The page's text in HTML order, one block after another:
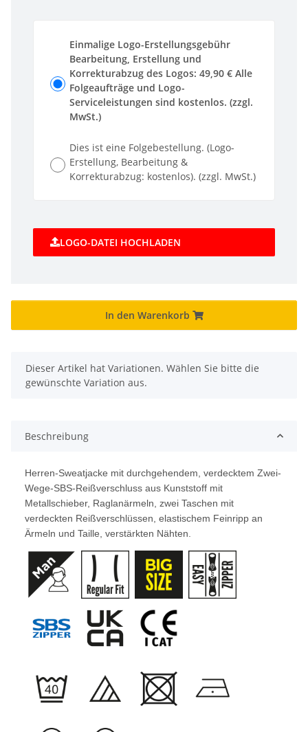
Einmalige Logo-Erstellungsgebühr
Bearbeitung, Erstellung und
Korrekturabzug des Logos: 49,90 € Alle
Folgeaufträge und Logo-
Serviceleistungen sind kostenlos. (zzgl.
MwSt.)
Dies ist eine Folgebestellung. (Logo-
Erstellung, Bearbeitung &
Korrekturabzug: kostenlos). (zzgl. MwSt.)
LOGO-DATEI HOCHLADEN
In den Warenkorb
x
Dieser Artikel hat Variationen. Wählen Sie bitte die
gewünschte Variation aus.
Beschreibung
Herren-Sweatjacke mit durchgehendem, verdecktem Zwei-
Wege-SBS-Reißverschluss aus Kunststoff mit
Metallschieber, Raglanärmeln, zwei Taschen mit
verdeckten Reißverschlüssen, elastischem Feinripp an
Ärmeln und Taille, verstärkten Nähten.